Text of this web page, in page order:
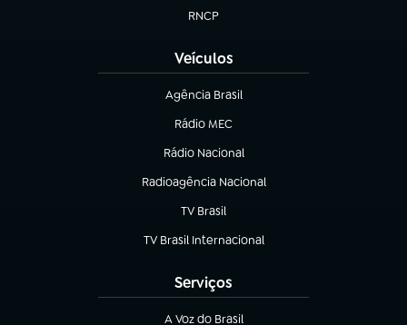
RNCP
(abre em nova aba)
Veículos
Agência Brasil
(abre em nova aba)
Rádio MEC
(abre em nova aba)
Rádio Nacional
Radioagência Nacional
(abre em nova aba)
TV Brasil
(abre em nova aba)
TV Brasil Internacional
(abre em nova aba)
Serviços
A Voz do Brasil